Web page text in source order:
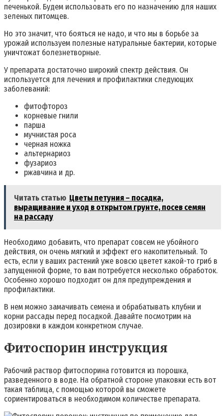
печенькой. Будем использовать его по назначению для наших
зеленых питомцев.
Но это значит, что бояться не надо, и что мы в борьбе за
урожай используем полезные натуральные бактерии, которые
уничтожат болезнетворные.
У препарата достаточно широкий спектр действия. Он
используется для лечения и профилактики следующих
заболеваний:
фитофтороз
корневые гнили
парша
мучнистая роса
черная ножка
альтернариоз
фузариоз
ржавчина и др.
Читать статью Цветы петуния – посадка,
выращивание и уход в открытом грунте, посев семян
на рассаду
Необходимо добавить, что препарат совсем не убойного
действия, он очень мягкий и эффект его накопительный. То
есть, если у ваших растений уже вовсю цветет какой-то гриб в
запущенной форме, то вам потребуется несколько обработок.
Особенно хорошо подходит он для предупреждения и
профилактики.
В нем можно замачивать семена и обрабатывать клубни и
корни рассады перед посадкой. Давайте посмотрим на
дозировки в каждом конкретном случае.
Фитоспорин инструкция
Рабочий раствор фитоспорина готовится из порошка,
разведенного в воде. На обратной стороне упаковки есть вот
такая таблица, с помощью которой вы сможете
сориентироваться в необходимом количестве препарата.